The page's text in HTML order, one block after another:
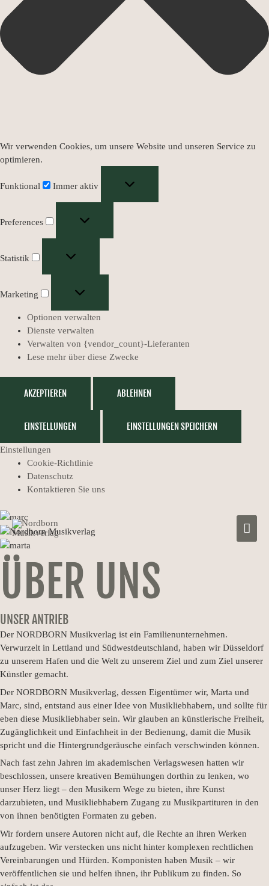
Wir verwenden Cookies, um unsere Website und unseren Service zu
optimieren.
Funktional Immer aktiv
Preferences
Statistik
Marketing
Optionen verwalten
Dienste verwalten
Verwalten von {vendor_count}-Lieferanten
Lese mehr über diese Zwecke
AKZEPTIEREN ABLEHNEN
EINSTELLUNGEN EINSTELLUNGEN SPEICHERN
Einstellungen
Cookie-Richtlinie
Datenschutz
Kontaktieren Sie uns
ÜBER UNS
UNSER ANTRIEB
Der NORDBORN Musikverlag ist ein Familienunternehmen.
Verwurzelt in Lettland und Südwestdeutschland, haben wir Düsseldorf
zu unserem Hafen und die Welt zu unserem Ziel und zum Ziel unserer
Künstler gemacht.
Der NORDBORN Musikverlag, dessen Eigentümer wir, Marta und
Marc, sind, entstand aus einer Idee von Musikliebhabern, und sollte für
eben diese Musikliebhaber sein. Wir glauben an künstlerische Freiheit,
Zugänglichkeit und Einfachheit in der Bedienung, damit die Musik
spricht und die Hintergrundgeräusche einfach verschwinden können.
Nach fast zehn Jahren im akademischen Verlagswesen hatten wir
beschlossen, unsere kreativen Bemühungen dorthin zu lenken, wo
unser Herz liegt – den Musikern Wege zu bieten, ihre Kunst
darzubieten, und Musikliebhabern Zugang zu Musikpartituren in den
von ihnen benötigten Formaten zu geben.
Wir fordern unsere Autoren nicht auf, die Rechte an ihren Werken
aufzugeben. Wir verstecken uns nicht hinter komplexen rechtlichen
Vereinbarungen und Hürden. Komponisten haben Musik – wir
veröffentlichen sie und helfen ihnen, ihr Publikum zu finden. So